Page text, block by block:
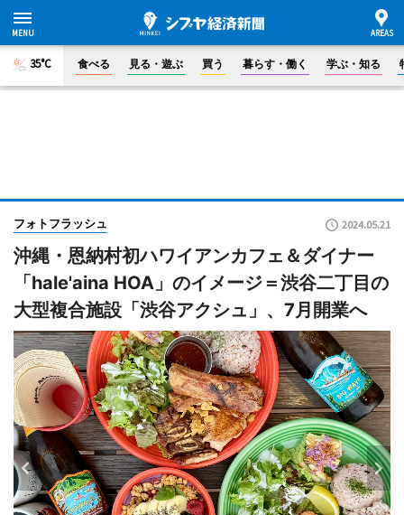
35°C 食べる 見る・遊ぶ 買う 暮らす・働く 学ぶ・知る
フォトフラッシュ 2024.05.21
沖縄・恩納村初ハワイアンカフェ＆ダイナー
「hale'aina HOA」のイメージ＝渋谷二丁目の
大型複合施設「渋谷アクシュ」、7月開業へ